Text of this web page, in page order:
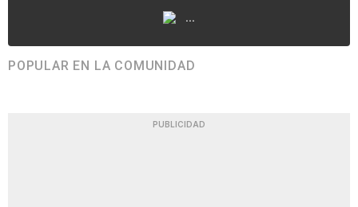
...
POPULAR EN LA COMUNIDAD
PUBLICIDAD